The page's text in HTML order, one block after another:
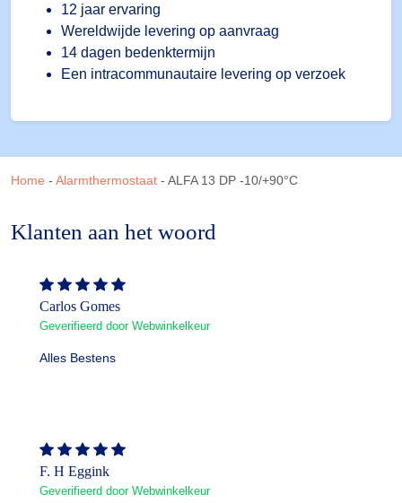
12 jaar ervaring
Wereldwijde levering op aanvraag
14 dagen bedenktermijn
Een intracommunautaire levering op verzoek
Home - Alarmthermostaat - ALFA 13 DP -10/+90°C
Klanten aan het woord
Carlos Gomes
Geverifieerd door Webwinkelkeur
Alles Bestens
F. H Eggink
Geverifieerd door Webwinkelkeur